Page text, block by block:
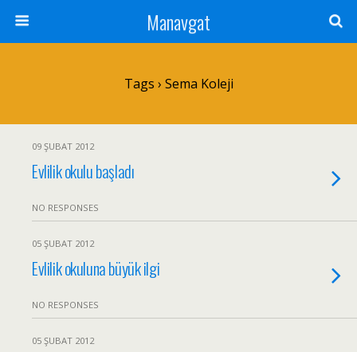
Manavgat
Tags › Sema Koleji
09 ŞUBAT 2012
Evlilik okulu başladı
NO RESPONSES
05 ŞUBAT 2012
Evlilik okuluna büyük ilgi
NO RESPONSES
05 ŞUBAT 2012